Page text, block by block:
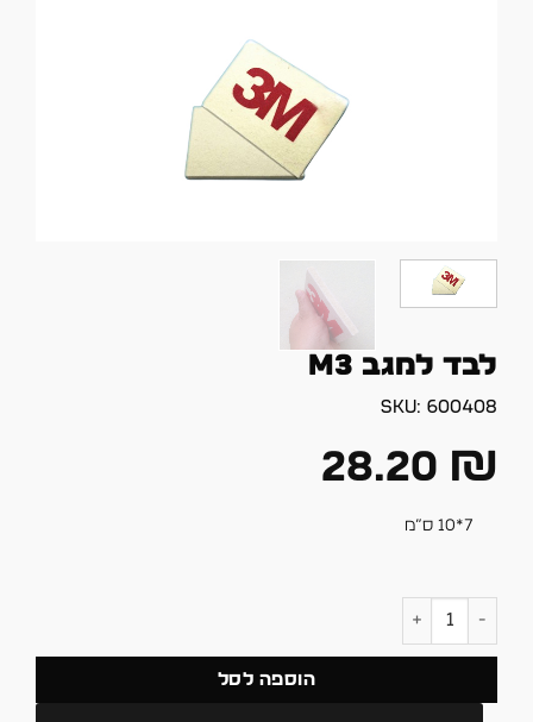
לבד למגב M3
SKU: 600408
28.20 ₪
7*10 ס”מ
כמות של לבד למגב M3
הוספה לסל